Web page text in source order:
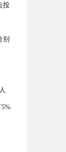
投
别